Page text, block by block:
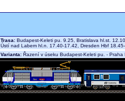
Trasa: Budapest-Keleti pu. 9.25, Bratislava hl.st.
Ústí nad Labem hl.n. 17.40-17.42, Dresden Hbf
Varianta: Řazení v úseku Budapest-Keleti pu. - Praha